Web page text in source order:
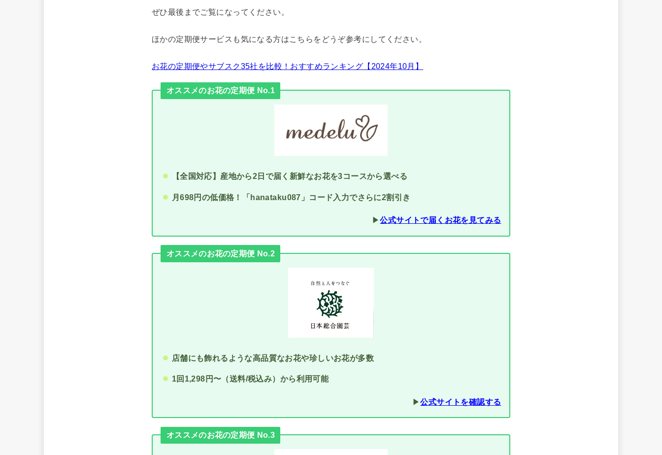
ぜひ最後までご覧になってください。
ほかの定期便サービスも気になる方はこちらをどうぞ参考にしてください。
お花の定期便やサブスク35社を比較！おすすめランキング【2024年10月】
オススメのお花の定期便 No.1
【全国対応】産地から2日で届く新鮮なお花を3コースから選べる
月698円の低価格！「hanataku087」コード入力でさらに2割引き
▶︎公式サイトで届くお花を見てみる
オススメのお花の定期便 No.2
店舗にも飾れるような高品質なお花や珍しいお花が多数
1回1,298円〜（送料/税込み）から利用可能
▶︎公式サイトを確認する
オススメのお花の定期便 No.3